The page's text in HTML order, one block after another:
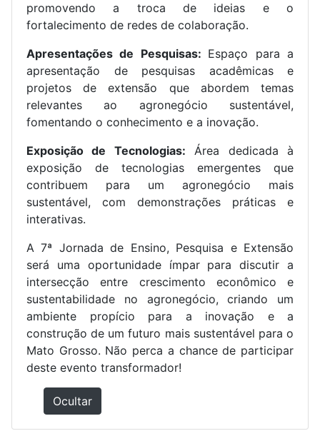
promovendo a troca de ideias e o
fortalecimento de redes de colaboração.
Apresentações de Pesquisas: Espaço para a
apresentação de pesquisas acadêmicas e
projetos de extensão que abordem temas
relevantes ao agronegócio sustentável,
fomentando o conhecimento e a inovação.
Exposição de Tecnologias: Área dedicada à
exposição de tecnologias emergentes que
contribuem para um agronegócio mais
sustentável, com demonstrações práticas e
interativas.
A 7ª Jornada de Ensino, Pesquisa e Extensão
será uma oportunidade ímpar para discutir a
intersecção entre crescimento econômico e
sustentabilidade no agronegócio, criando um
ambiente propício para a inovação e a
construção de um futuro mais sustentável para o
Mato Grosso. Não perca a chance de participar
deste evento transformador!
Ocultar